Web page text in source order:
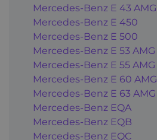
Mercedes-Benz E 43 AMG
Mercedes-Benz E 450
Mercedes-Benz E 500
Mercedes-Benz E 53 AMG
Mercedes-Benz E 55 AMG
Mercedes-Benz E 60 AMG
Mercedes-Benz E 63 AMG
Mercedes-Benz EQA
Mercedes-Benz EQB
Mercedes-Benz EQC